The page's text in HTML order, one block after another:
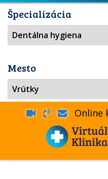
Špecializácia
Mesto
Online